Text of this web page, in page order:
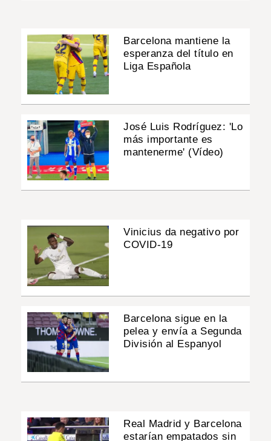
Barcelona mantiene la
esperanza del título en
Liga Española
José Luis Rodríguez: 'Lo
más importante es
mantenerme' (Vídeo)
Vinicius da negativo por
COVID-19
Barcelona sigue en la
pelea y envía a Segunda
División al Espanyol
Real Madrid y Barcelona
estarían empatados sin